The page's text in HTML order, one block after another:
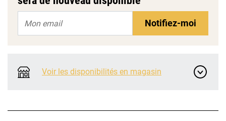
Notifiez-moi
Voir les disponibilités en magasin